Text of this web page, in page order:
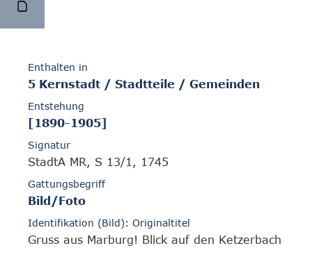
Enthalten in
5 Kernstadt / Stadtteile / Gemeinden
Entstehung
[1890-1905]
Signatur
StadtA MR, S 13/1, 1745
Gattungsbegriff
Bild/Foto
Identifikation (Bild): Originaltitel
Gruss aus Marburg! Blick auf den Ketzerbach